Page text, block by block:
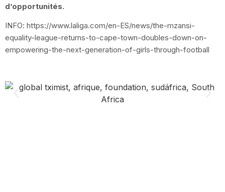
d’opportunités.
INFO: https://www.laliga.com/en-ES/news/the-mzansi-
equality-league-returns-to-cape-town-doubles-down-on-
empowering-the-next-generation-of-girls-through-football